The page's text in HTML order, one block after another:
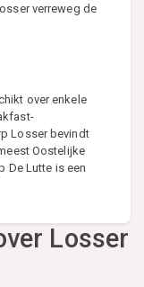
verreweg de
over enkele
Losser bevindt
Oostelijke
De Lutte is een
Losser